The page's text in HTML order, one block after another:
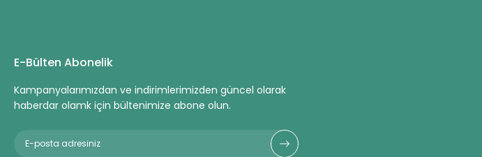
E-Bülten Abonelik
Kampanyalarımızdan ve indirimlerimizden güncel olarak
haberdar olamk için bültenimize abone olun.